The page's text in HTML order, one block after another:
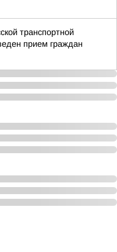
транспортной
прием граждан